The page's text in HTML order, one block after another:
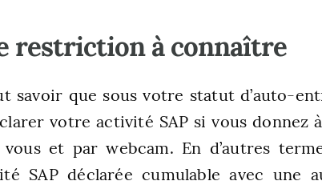
restriction à connaître
savoir que sous votre statut d’auto-
votre activité SAP si vous donnez
et par webcam. En d’autres
SAP déclarée cumulable avec une